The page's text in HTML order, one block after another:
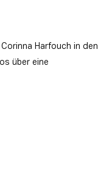
Harfouch in den
über eine